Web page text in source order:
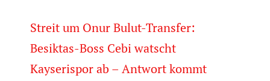
Streit um Onur Bulut-Transfer:
Besiktas-Boss Cebi watscht
Kayserispor ab – Antwort kommt